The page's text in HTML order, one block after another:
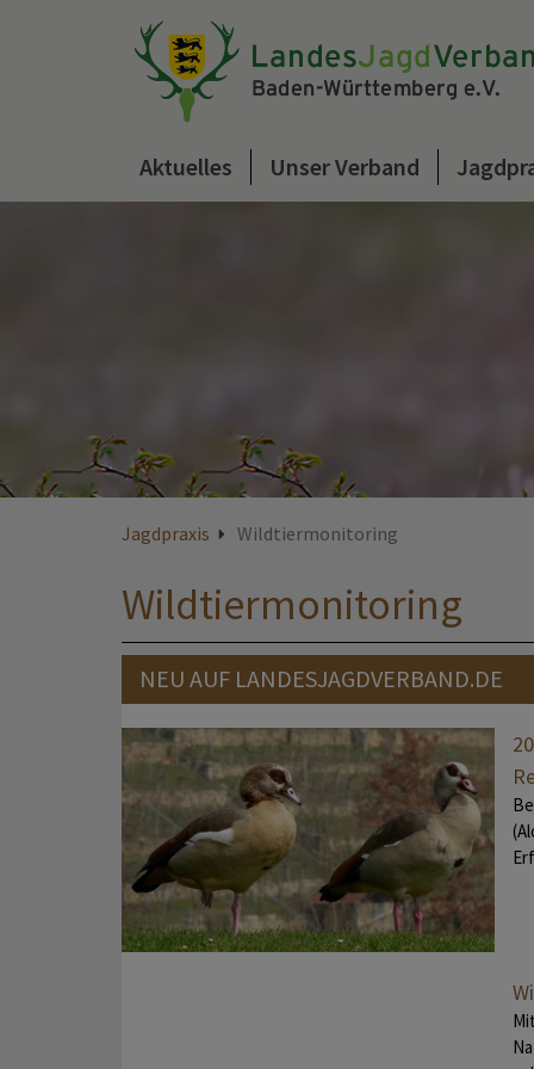
Aktuelles Unser Verband
Jagdpraxis Wildtiermonitoring
Wildtiermonitoring
NEU AUF LANDESJAGDVERBAND.DE